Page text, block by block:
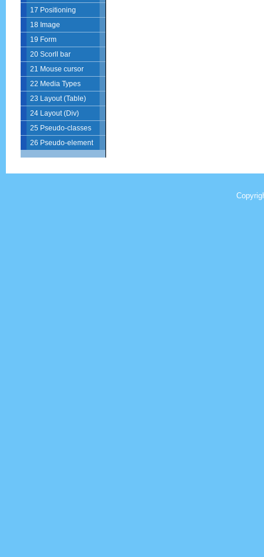
17 Positioning
18 Image
19 Form
20 Scorll bar
21 Mouse cursor
22 Media Types
23 Layout (Table)
24 Layout (Div)
25 Pseudo-classes
26 Pseudo-element